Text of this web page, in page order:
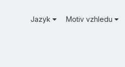
Jazyk Motiv vzhledu